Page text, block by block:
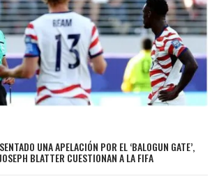
UNA APELACIÓN POR EL ‘BALOGUN GATE’,
BLATTER CUESTIONAN A LA FIFA